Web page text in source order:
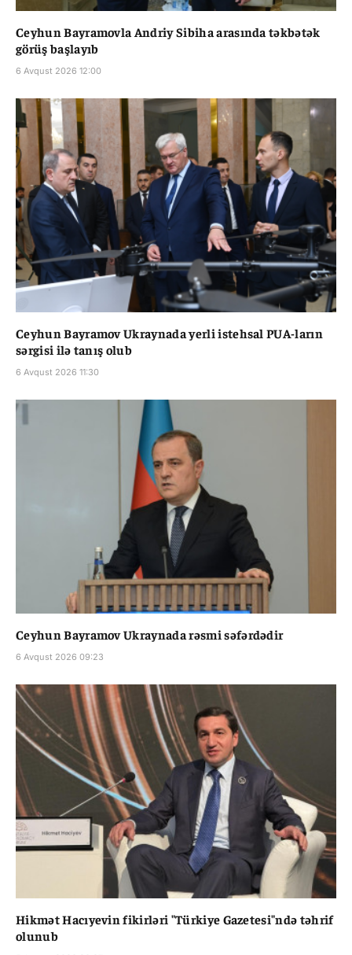
Ceyhun Bayramovla Andriy Sibiha arasında təkbətək
görüş başlayıb
6 Avqust 2026 12:00
Ceyhun Bayramov Ukraynada yerli istehsal PUA-ların
sərgisi ilə tanış olub
6 Avqust 2026 11:30
Ceyhun Bayramov Ukraynada rəsmi səfərdədir
6 Avqust 2026 09:23
Hikmət Hacıyevin fikirləri "Türkiye Gazetesi"ndə təhrif
olunub